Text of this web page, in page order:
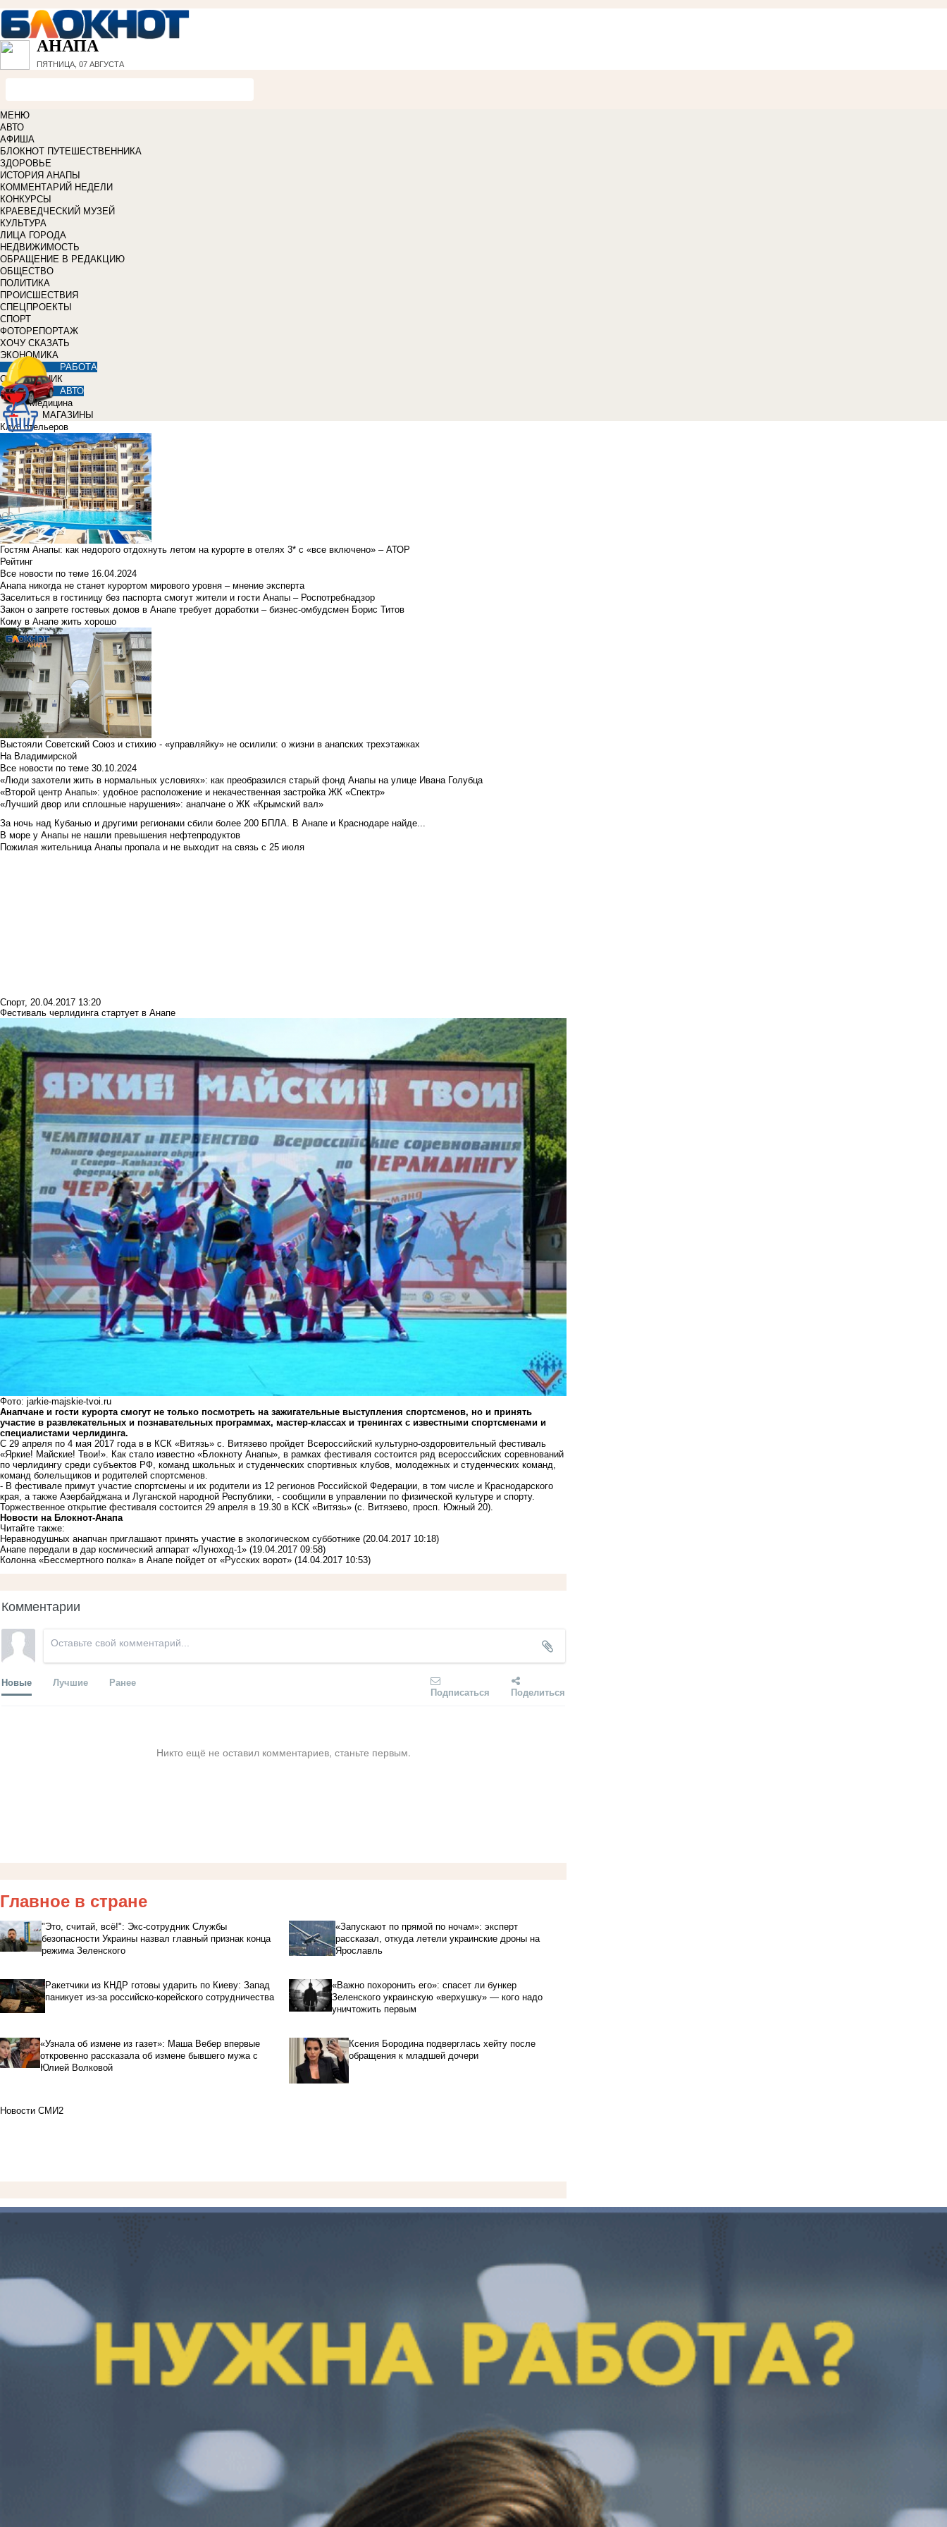
АНАПА
ПЯТНИЦА, 07 АВГУСТА
МЕНЮ
АВТО
АФИША
БЛОКНОТ ПУТЕШЕСТВЕННИКА
ЗДОРОВЬЕ
ИСТОРИЯ АНАПЫ
КОММЕНТАРИЙ НЕДЕЛИ
КОНКУРСЫ
КРАЕВЕДЧЕСКИЙ МУЗЕЙ
КУЛЬТУРА
ЛИЦА ГОРОДА
НЕДВИЖИМОСТЬ
ОБРАЩЕНИЕ В РЕДАКЦИЮ
ОБЩЕСТВО
ПОЛИТИКА
ПРОИСШЕСТВИЯ
СПЕЦПРОЕКТЫ
СПОРТ
ФОТОРЕПОРТАЖ
ХОЧУ СКАЗАТЬ
ЭКОНОМИКА
РАБОТА
СПРАВОЧНИК
АВТО
Медицина
МАГАЗИНЫ
Клуб отельеров
Гостям Анапы: как недорого отдохнуть летом на курорте в отелях 3* с «все включено» – АТОР
Рейтинг
Все новости по теме 16.04.2024
Анапа никогда не станет курортом мирового уровня – мнение эксперта
Заселиться в гостиницу без паспорта смогут жители и гости Анапы – Роспотребнадзор
Закон о запрете гостевых домов в Анапе требует доработки – бизнес-омбудсмен Борис Титов
Кому в Анапе жить хорошо
Выстояли Советский Союз и стихию - «управляйку» не осилили: о жизни в анапских трехэтажках
На Владимирской
Все новости по теме 30.10.2024
«Люди захотели жить в нормальных условиях»: как преобразился старый фонд Анапы на улице Ивана Голубца
«Второй центр Анапы»: удобное расположение и некачественная застройка ЖК «Спектр»
«Лучший двор или сплошные нарушения»: анапчане о ЖК «Крымский вал»
За ночь над Кубанью и другими регионами сбили более 200 БПЛА. В Анапе и Краснодаре найде...
В море у Анапы не нашли превышения нефтепродуктов
Пожилая жительница Анапы пропала и не выходит на связь с 25 июля
Спорт, 20.04.2017 13:20
Фестиваль черлидинга стартует в Анапе
Фото: jarkie-majskie-tvoi.ru
Анапчане и гости курорта смогут не только посмотреть на зажигательные выступления спортсменов, но и принять
участие в развлекательных и познавательных программах, мастер-классах и тренингах с известными спортсменами и
специалистами черлидинга.
С 29 апреля по 4 мая 2017 года в в КСК «Витязь» с. Витязево пройдет Всероссийский культурно-оздоровительный фестиваль
«Яркие! Майские! Твои!». Как стало известно «Блокноту Анапы», в рамках фестиваля состоится ряд всероссийских соревнований
по черлидингу среди субъектов РФ, команд школьных и студенческих спортивных клубов, молодежных и студенческих команд,
команд болельщиков и родителей спортсменов.
- В фестивале примут участие спортсмены и их родители из 12 регионов Российской Федерации, в том числе и Краснодарского
края, а также Азербайджана и Луганской народной Республики, - сообщили в управлении по физической культуре и спорту.
Торжественное открытие фестиваля состоится 29 апреля в 19.30 в КСК «Витязь» (с. Витязево, просп. Южный 20).
Новости на Блoкнoт-Анапа
Читайте также:
Неравнодушных анапчан приглашают принять участие в экологическом субботнике (20.04.2017 10:18)
Анапе передали в дар космический аппарат «Луноход-1» (19.04.2017 09:58)
Колонна «Бессмертного полка» в Анапе пойдет от «Русских ворот» (14.04.2017 10:53)
Комментарии
Новые Лучшие Ранее
Подписаться Поделиться
Никто ещё не оставил комментариев, станьте первым.
Главное в стране
"Это, считай, всё!": Экс-сотрудник Службы
безопасности Украины назвал главный признак конца
режима Зеленского
«Запускают по прямой по ночам»: эксперт
рассказал, откуда летели украинские дроны на
Ярославль
Ракетчики из КНДР готовы ударить по Киеву: Запад
паникует из-за российско-корейского сотрудничества
«Важно похоронить его»: спасет ли бункер
Зеленского украинскую «верхушку» — кого надо
уничтожить первым
«Узнала об измене из газет»: Маша Вебер впервые
откровенно рассказала об измене бывшего мужа с
Юлией Волковой
Ксения Бородина подверглась хейту после
обращения к младшей дочери
Новости СМИ2